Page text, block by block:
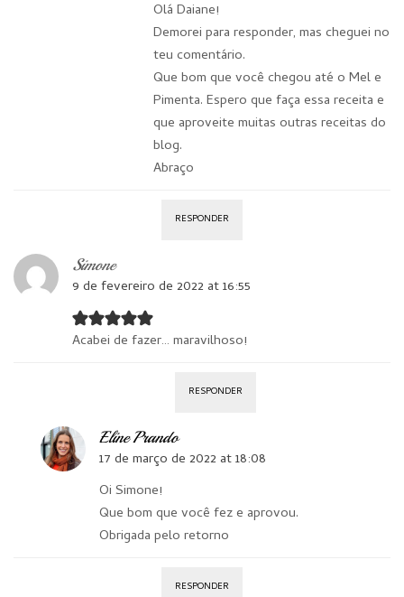
Olá Daiane!
Demorei para responder, mas cheguei no
teu comentário.
Que bom que você chegou até o Mel e
Pimenta. Espero que faça essa receita e
que aproveite muitas outras receitas do
blog.
Abraço
RESPONDER
Simone
9 de fevereiro de 2022 at 16:55
Acabei de fazer… maravilhoso!
RESPONDER
Eline Prando
17 de março de 2022 at 18:08
Oi Simone!
Que bom que você fez e aprovou.
Obrigada pelo retorno
RESPONDER